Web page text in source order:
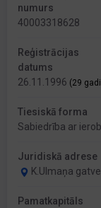
numurs
40003318628
Reģistrācijas
datums
26.11.1996 (29
Tiesiskā forma
Sabiedrība ar
Juridiskā adrese
K.Ulmaņa
Pamatkapitāls